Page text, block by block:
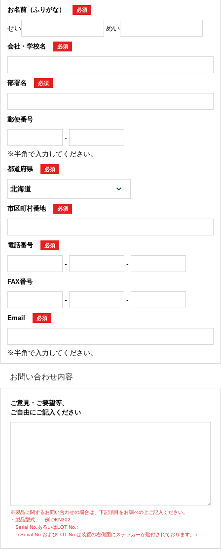
お名前（ふりがな） 必須
せい めい
会社・学校名 必須
部署名 必須
郵便番号
-
※半角で入力してください。
都道府県 必須
市区町村番地 必須
電話番号 必須
- -
FAX番号
- -
Email 必須
※半角で入力してください。
お問い合わせ内容
ご意見・ご要望等、
ご自由にご記入ください
※製品に関するお問い合わせの場合は、下記項目をお調べの上ご記入ください。
・製品型式：
例 DKN302
・Serial No.あるいはLOT No.:
（Serial No.およびLOT No.は装置の右側面にステッカーが貼付されております。）